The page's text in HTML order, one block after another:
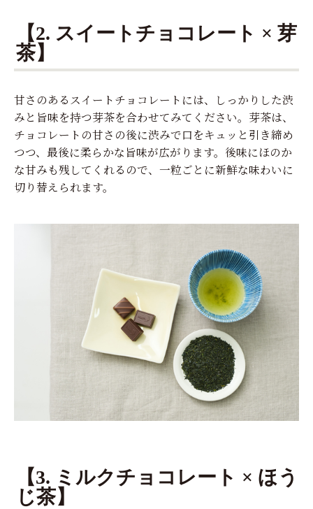
【2. スイートチョコレート × 芽
茶】
甘さのあるスイートチョコレートには、しっかりした渋
みと旨味を持つ芽茶を合わせてみてください。芽茶は、
チョコレートの甘さの後に渋みで口をキュッと引き締め
つつ、最後に柔らかな旨味が広がります。後味にほのか
な甘みも残してくれるので、一粒ごとに新鮮な味わいに
切り替えられます。
【3. ミルクチョコレート × ほう
じ茶】